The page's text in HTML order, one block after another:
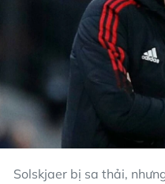
Solskjaer bị sa thải,